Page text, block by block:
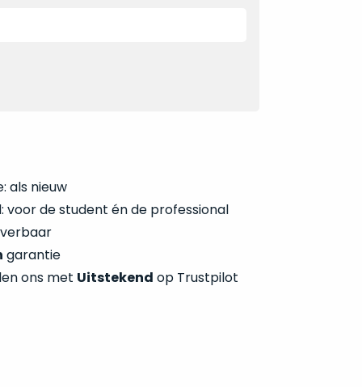
als nieuw
voor de student én de professional
garantie
ons met Uitstekend op Trustpilot